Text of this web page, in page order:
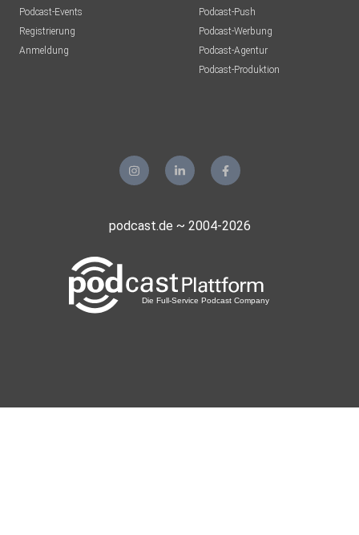
Podcast-Events
Registrierung
Anmeldung
Podcast-Push
Podcast-Werbung
Podcast-Agentur
Podcast-Produktion
podcast.de ~ 2004-2026